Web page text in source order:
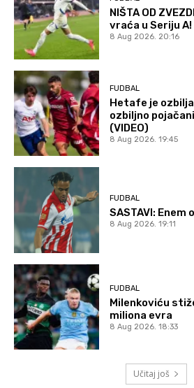
NIŠTA OD
vraća u Seriju A!
8 Aug 2026. 20:16
FUDBAL
Hetafe je
ozbiljno
(VIDEO)
8 Aug 2026. 19:45
FUDBAL
SASTAVI:
8 Aug 2026. 19:11
FUDBAL
Milenkoviću
miliona evra
8 Aug 2026. 18:33
Učitaj još